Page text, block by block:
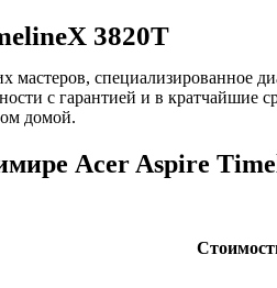
3820T
специализированное
с гарантией и в кратчайшие
домой.
Acer Aspire